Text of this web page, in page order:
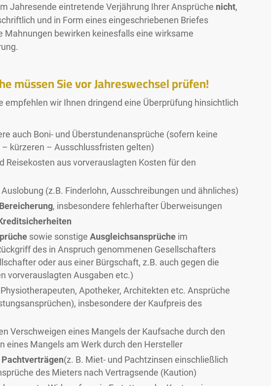
Jahresende eintretende Verjährung Ihrer Ansprüche nicht,
und in Form eines eingeschriebenen Briefes
bewirken keinesfalls eine wirksame
müssen Sie vor Jahreswechsel prüfen!
empfehlen wir Ihnen dringend eine Überprüfung hinsichtlich
auch Boni- und Überstundenansprüche (sofern keine
kürzeren – Ausschlussfristen gelten)
Reisekosten aus vorverauslagten Kosten für den
(z.B. Finderlohn, Ausschreibungen und ähnliches)
Bereicherung, insbesondere fehlerhafter Überweisungen
sowie sonstige Ausgleichsansprüche im
des in Anspruch genommenen Gesellschafters
oder aus einer Bürgschaft, z.B. auch gegen die
vorverauslagten Ausgaben etc.)
Apotheker, Architekten etc. Ansprüche
insbesondere der Kaufpreis des
Verschweigen eines Mangels der Kaufsache durch den
eines Mangels am Werk durch den Hersteller
(z. B. Miet- und Pachtzinsen einschließlich
des Mieters nach Vertragsende (Kaution)